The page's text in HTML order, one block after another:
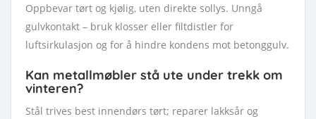
Oppbevar tørt og kjølig, uten direkte sollys. Unngå
gulvkontakt – bruk klosser eller filtdistler for
luftsirkulasjon og for å hindre kondens mot betonggulv.
Kan metallmøbler stå ute under trekk om
vinteren?
Stål trives best innendørs tørt; reparer lakksår og